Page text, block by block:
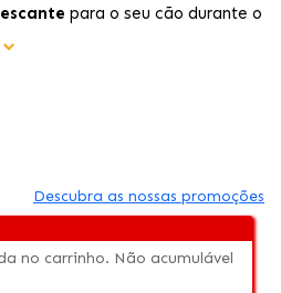
para o seu cão durante o
permanece frio por longos
brinca.
brinquedo é perfeito para
Descubra as nossas promoções
no carrinho. Não acumulável